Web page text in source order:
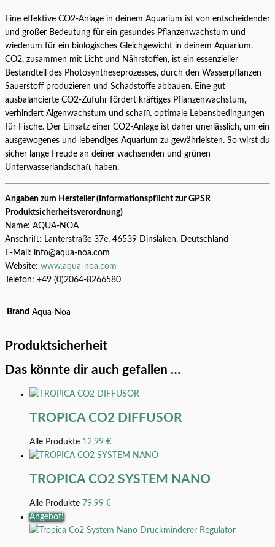
Eine effektive CO2-Anlage in deinem Aquarium ist von entscheidender
und großer Bedeutung für ein gesundes Pflanzenwachstum und
wiederum für ein biologisches Gleichgewicht in deinem Aquarium.
CO2, zusammen mit Licht und Nährstoffen, ist ein essenzieller
Bestandteil des Photosyntheseprozesses, durch den Wasserpflanzen
Sauerstoff produzieren und Schadstoffe abbauen. Eine gut
ausbalancierte CO2-Zufuhr fördert kräftiges Pflanzenwachstum,
verhindert Algenwachstum und schafft optimale Lebensbedingungen
für Fische. Der Einsatz einer CO2-Anlage ist daher unerlässlich, um ein
ausgewogenes und lebendiges Aquarium zu gewährleisten. So wirst du
sicher lange Freude an deiner wachsenden und grünen
Unterwasserlandschaft haben.
Angaben zum Hersteller (Informationspflicht zur GPSR
Produktsicherheitsverordnung)
Name: AQUA-NOA
Anschrift: Lanterstraße 37e, 46539 Dinslaken, Deutschland
E-Mail: info@aqua-noa.com
Website: www.aqua-noa.com
Telefon: +49 (0)2064-8266580
Brand Aqua-Noa
Produktsicherheit
Das könnte dir auch gefallen …
TROPICA CO2 DIFFUSOR
Alle Produkte 12,99 €
TROPICA CO2 SYSTEM NANO
Alle Produkte 79,99 €
Angebot!